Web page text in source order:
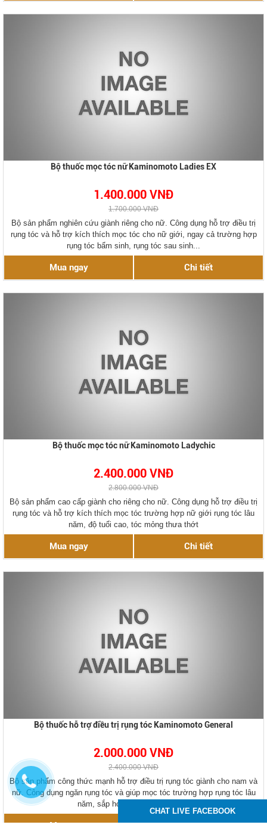
Bộ thuốc mọc tóc nữ Kaminomoto Ladies EX
1.400.000 VNĐ
1.700.000 VNĐ
Bộ sản phẩm nghiên cứu giành riêng cho nữ. Công dụng hỗ trợ điều trị
rụng tóc và hỗ trợ kích thích mọc tóc cho nữ giới, ngay cả trường hợp
rụng tóc bẩm sinh, rụng tóc sau sinh...
Mua ngay Chi tiết
Bộ thuốc mọc tóc nữ Kaminomoto Ladychic
2.400.000 VNĐ
2.800.000 VNĐ
Bộ sản phẩm cao cấp giành cho riêng cho nữ. Công dụng hỗ trợ điều trị
rụng tóc và hỗ trợ kích thích mọc tóc trường hợp nữ giới rụng tóc lâu
năm, độ tuổi cao, tóc mỏng thưa thớt
Mua ngay Chi tiết
Bộ thuốc hỗ trợ điều trị rụng tóc Kaminomoto General
2.000.000 VNĐ
2.400.000 VNĐ
Bộ sản phẩm công thức mạnh hỗ trợ điều trị rụng tóc giành cho nam và
nữ. Công dụng ngăn rụng tóc và giúp mọc tóc trường hợp rụng tóc lâu
năm, sắp hói. Độ tuổi trung niên.
Mua ngay Chi tiết
CHAT LIVE FACEBOOK